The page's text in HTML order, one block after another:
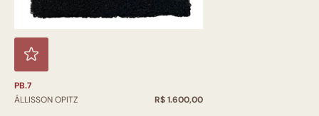
PB.7
ÁLLISSON OPITZ
R$ 1.600,00